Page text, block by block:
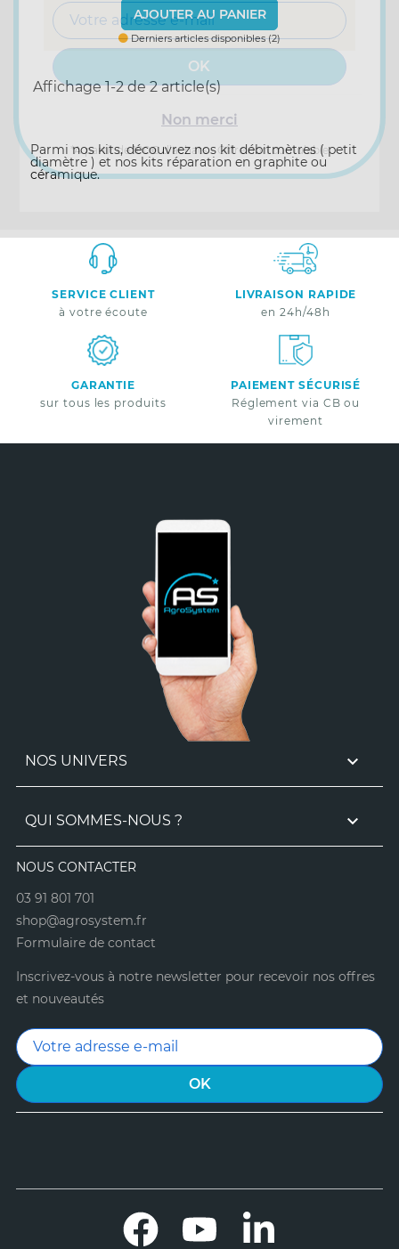
AJOUTER AU PANIER
Derniers articles disponibles (2)
Affichage 1-2 de 2 article(s)
Parmi nos kits, découvrez nos kit débitmètres ( petit
diamètre ) et nos kits réparation en graphite ou
céramique.
SERVICE CLIENT
à votre écoute
LIVRAISON RAPIDE
en 24h/48h
GARANTIE
sur tous les produits
PAIEMENT SÉCURISÉ
Réglement via CB ou
virement
NOS UNIVERS 
QUI SOMMES-NOUS ? 
NOUS CONTACTER
03 91 801 701
shop@agrosystem.fr
Formulaire de contact
Inscrivez-vous à notre newsletter pour recevoir nos offres
et nouveautés
Facebook YouTube
Non merci
*A partir de 100€ d’achats - Offre non cumulable